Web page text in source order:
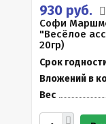
930 руб.
Софи
"Весёлое
20гр)
Срок
Вложений в
Вес